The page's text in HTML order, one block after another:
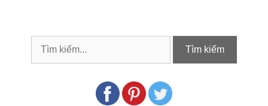
Tìm kiếm